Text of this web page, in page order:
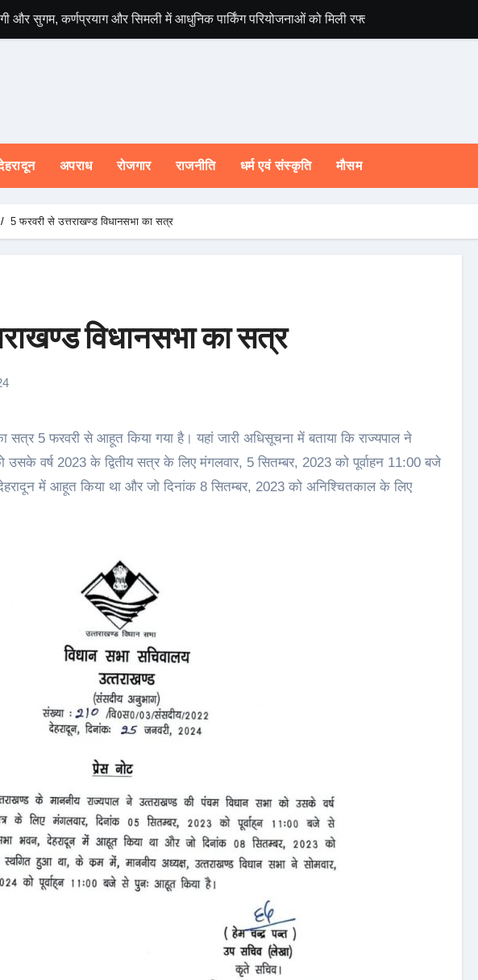
और सुगम, कर्णप्रयाग और सिमली में आधुनिक पार्किंग परियोजनाओं को मिली रफ्तार विश्व संस्कृत दिवस
अपराध रोजगार राजनीति धर्म एवं संस्कृति मौसम
5 फरवरी से उत्तराखण्ड विधानसभा का सत्र
विधानसभा का सत्र
सत्र 5 फरवरी से आहूत किया गया है। यहां जारी अधिसूचना में बताया कि राज्यपाल ने
उसके वर्ष 2023 के द्वितीय सत्र के लिए मंगलवार, 5 सितम्बर, 2023 को पूर्वाहन 11:00 बजे
में आहूत किया था और जो दिनांक 8 सितम्बर, 2023 को अनिश्चितकाल के लिए